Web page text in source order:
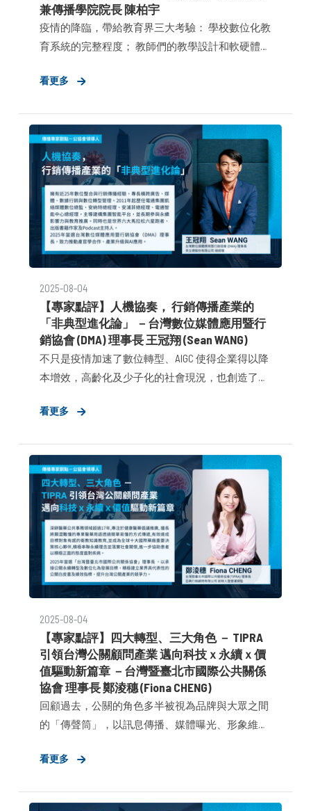
兼傳播學院院長 陳柏宇
疫情的降臨，帶給教育界三大考驗： 學校數位化教
育系統的完整程度； 教師們的教學設計和軟硬體運
同時，我們看見有一群人在遠距教學中迷失了方
AI浪潮襲捲而來，再次驗證了我們面對未來變局的
底層能力。
看更多
2025-08-04
【專家點評】人機協奏， 行銷傳播產業的
「非典型進化論」 －台灣數位媒體應用暨行
銷協會 (DMA) 理事長 王冠翔 (Sean WANG)
不只是疫情加速了數位轉型、AIGC 使得企業得以降
本增效，高齡化及少子化的社會現況，也創造了多
義，商業市場的框架被翻轉的狀態下，我們看見行
「複合式變革」。 在促進效率、深化精準溝通的同
時，也引發資訊過載、信任危機、人才職能重構與
倫理版權的挑戰。
看更多
2025-08-04
【專家點評】四大轉型、三大角色 － TIPRA
引領台灣公關顧問產業 邁向科技ｘ永續ｘ價
值驅動新篇章 －台灣暨臺北市國際公共關係
協會 理事長 鄭淩穗 (Fiona CHENG)
回顧過去，公關的角色多半被視為品牌與大眾之間
的「傳聲筒」，以訊息傳播、媒體曝光、形象維護
度不穩定與焦慮的情境，大眾選擇品牌的標準不再
看更多